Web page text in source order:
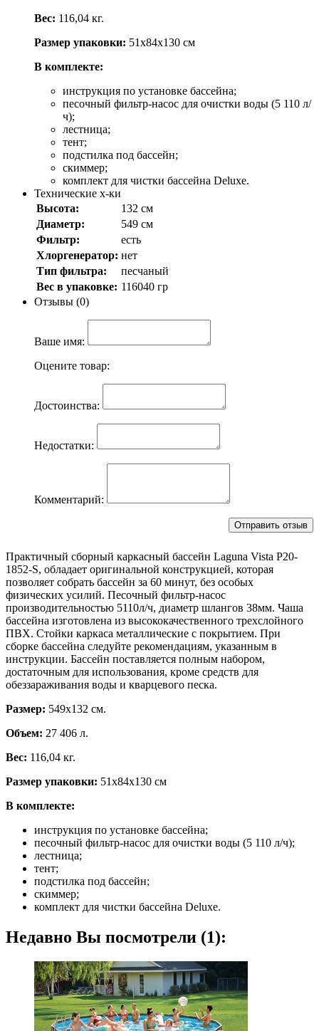
Вес: 116,04 кг.
Размер упаковки: 51х84х130 см
В комплекте:
инструкция по установке бассейна;
песочный фильтр-насос для очистки воды (5 110 л/
ч);
лестница;
тент;
подстилка под бассейн;
скиммер;
комплект для чистки бассейна Deluxе.
Технические х-ки
Высота:
132 см
Диаметр:
549 см
Фильтр:
есть
Хлоргенератор: нет
Тип фильтра:
песчаный
Вес в упаковке: 116040 гр
Отзывы (0)
Ваше имя:
Оцените товар:
Достоинства:
Недостатки:
Комментарий:
Практичный сборный каркасный бассейн Laguna Vista Р20-
1852-S, обладает оригинальной конструкцией, которая
позволяет собрать бассейн за 60 минут, без особых
физических усилий. Песочный фильтр-насос
производительностью 5110л/ч, диаметр шлангов 38мм. Чаша
бассейна изготовлена из высококачественного трехслойного
ПВХ. Стойки каркаса металлические с покрытием. При
сборке бассейна следуйте рекомендациям, указанным в
инструкции. Бассейн поставляется полным набором,
достаточным для использования, кроме средств для
обеззараживания воды и кварцевого песка.
Размер: 549х132 см.
Объем: 27 406 л.
Вес: 116,04 кг.
Размер упаковки: 51х84х130 см
В комплекте:
инструкция по установке бассейна;
песочный фильтр-насос для очистки воды (5 110 л/ч);
лестница;
тент;
подстилка под бассейн;
скиммер;
комплект для чистки бассейна Deluxе.
Недавно Вы посмотрели (1):